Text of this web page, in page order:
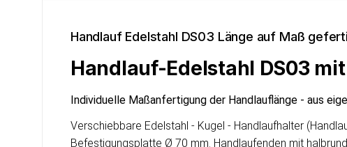
Handlauf Edelstahl DS03 Länge auf Maß
Handlauf-Edelstahl DS03
Individuelle Maßanfertigung der Handlauflänge - aus
Verschiebbare Edelstahl - Kugel - Handlaufhalter
Befestigungsplatte Ø 70 mm. Handlaufenden mit